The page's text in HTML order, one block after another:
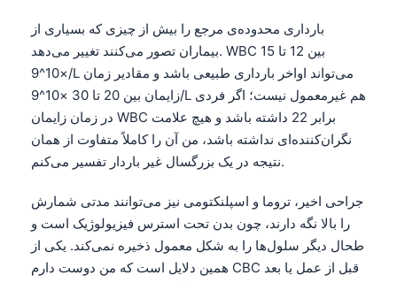
بارداری محدوده‌ی مرجع را بیش از چیزی که بسیاری از
بیماران تصور می‌کنند تغییر می‌دهد. WBC بین 12 تا 15
×10^9/L می‌تواند اواخر بارداری طبیعی باشد و مقادیر زمان
زایمان بین 20 تا 30 ×10^9/L هم غیرمعمول نیست؛ اگر فردی
در زمان زایمان WBC برابر 22 داشته باشد و هیچ علامت
نگران‌کننده‌ای نداشته باشد، من آن را کاملاً متفاوت از همان
نتیجه در یک بزرگسال غیر باردار تفسیر می‌کنم.
جراحی اخیر، تروما و اسپلنکتومی نیز می‌توانند مدتی شمارش
را بالا نگه دارند، چون بدن تحت استرس فیزیولوژیک است و
طحال دیگر سلول‌ها را به شکل معمول ذخیره نمی‌کند. یکی از
همین دلایل است که من دوست دارم CBC قبل از عمل یا بعد